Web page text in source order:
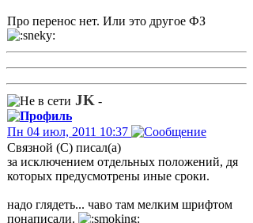
Про перенос нет. Или это другое ФЗ
JK -
Пн 04 июл, 2011 10:37
Связной (С) писал(а)
за исключением отдельных положений, дя
которых предусмотрены иные сроки.
надо глядеть... чаво там мелким шрифтом
понаписали.